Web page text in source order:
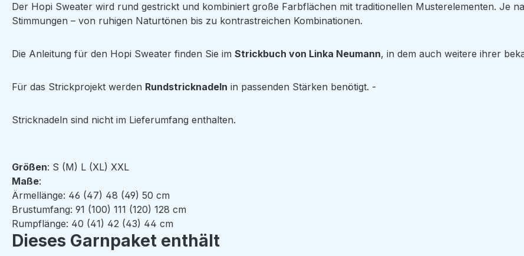
Der Hopi Sweater wird rund gestrickt und kombiniert große Farbflächen mit traditionellen Musterelementen. Je
Stimmungen – von ruhigen Naturtönen bis zu kontrastreichen Kombinationen.
Die Anleitung für den Hopi Sweater finden Sie im Strickbuch von Linka Neumann, in dem auch weitere ihrer
Für das Strickprojekt werden Rundstricknadeln in passenden Stärken benötigt. -
Stricknadeln sind nicht im Lieferumfang enthalten.
Größen: S (M) L (XL) XXL
Maße:
Ärmellänge: 46 (47) 48 (49) 50 cm
Brustumfang: 91 (100) 111 (120) 128 cm
Rumpflänge: 40 (41) 42 (43) 44 cm
Dieses Garnpaket enthält